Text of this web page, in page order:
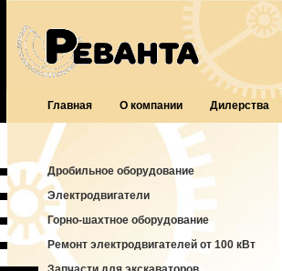
Главная О компании Дилерства
Дробильное оборудование
Электродвигатели
Горно-шахтное оборудование
Ремонт электродвигателей от 100 кВт